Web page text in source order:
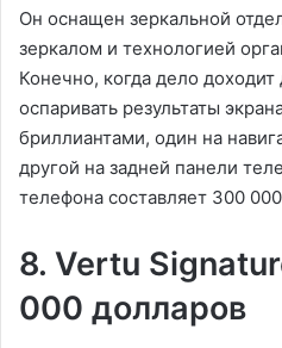
Он оснащен зеркальной
зеркалом и технологией
Конечно, когда дело
оспаривать результаты
бриллиантами, один на
другой на задней панели
телефона составляет 300
8. Vertu
000 долларов